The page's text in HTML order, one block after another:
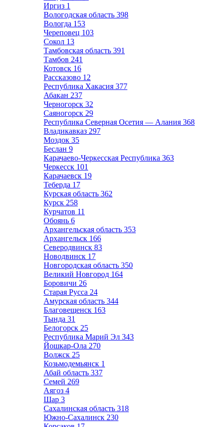
Иргиз 1
Вологодская область 398
Вологда 153
Череповец 103
Сокол 13
Тамбовская область 391
Тамбов 241
Котовск 16
Рассказово 12
Республика Хакасия 377
Абакан 237
Черногорск 32
Саяногорск 29
Республика Северная Осетия — Алания 368
Владикавказ 297
Моздок 35
Беслан 9
Карачаево-Черкесская Республика 363
Черкесск 101
Карачаевск 19
Теберда 17
Курская область 362
Курск 258
Курчатов 11
Обоянь 6
Архангельская область 353
Архангельск 166
Северодвинск 83
Новодвинск 17
Новгородская область 350
Великий Новгород 164
Боровичи 26
Старая Русса 24
Амурская область 344
Благовещенск 163
Тында 31
Белогорск 25
Республика Марий Эл 343
Йошкар-Ола 270
Волжск 25
Козьмодемьянск 1
Абай область 337
Семей 269
Аягоз 4
Шар 3
Сахалинская область 318
Южно-Сахалинск 230